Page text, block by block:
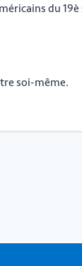
du
soi-même.